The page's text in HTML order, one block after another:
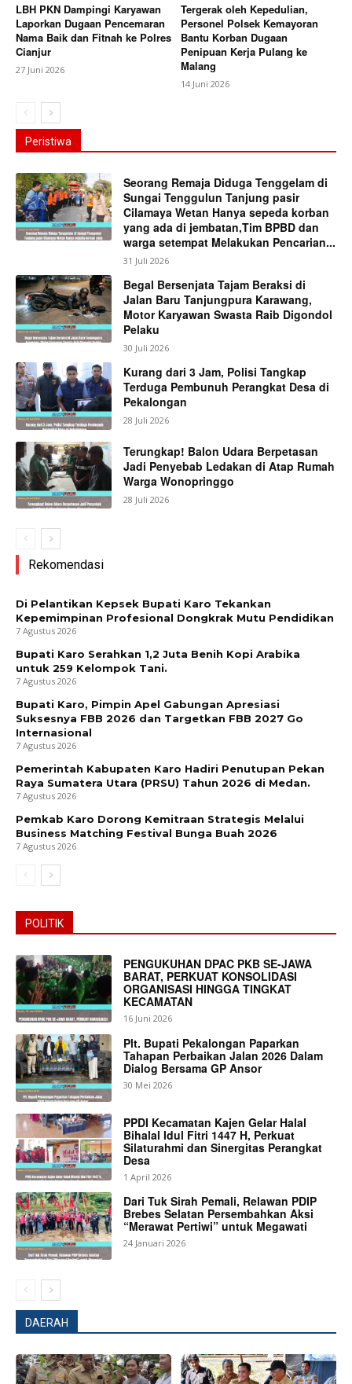
LBH PKN Dampingi Karyawan
Laporkan Dugaan Pencemaran
Nama Baik dan Fitnah ke Polres
Cianjur
27 Juni 2026
Tergerak oleh Kepedulian,
Personel Polsek Kemayoran
Bantu Korban Dugaan
Penipuan Kerja Pulang ke
Malang
14 Juni 2026
Peristiwa
Seorang Remaja Diduga Tenggelam di
Sungai Tenggulun Tanjung pasir
Cilamaya Wetan Hanya sepeda korban
yang ada di jembatan,Tim BPBD dan
warga setempat Melakukan Pencarian...
31 Juli 2026
Begal Bersenjata Tajam Beraksi di
Jalan Baru Tanjungpura Karawang,
Motor Karyawan Swasta Raib Digondol
Pelaku
30 Juli 2026
Kurang dari 3 Jam, Polisi Tangkap
Terduga Pembunuh Perangkat Desa di
Pekalongan
28 Juli 2026
Terungkap! Balon Udara Berpetasan
Jadi Penyebab Ledakan di Atap Rumah
Warga Wonopringgo
28 Juli 2026
Rekomendasi
Di Pelantikan Kepsek Bupati Karo Tekankan
Kepemimpinan Profesional Dongkrak Mutu Pendidikan
7 Agustus 2026
Bupati Karo Serahkan 1,2 Juta Benih Kopi Arabika
untuk 259 Kelompok Tani.
7 Agustus 2026
Bupati Karo, Pimpin Apel Gabungan Apresiasi
Suksesnya FBB 2026 dan Targetkan FBB 2027 Go
Internasional
7 Agustus 2026
Pemerintah Kabupaten Karo Hadiri Penutupan Pekan
Raya Sumatera Utara (PRSU) Tahun 2026 di Medan.
7 Agustus 2026
Pemkab Karo Dorong Kemitraan Strategis Melalui
Business Matching Festival Bunga Buah 2026
7 Agustus 2026
POLITIK
PENGUKUHAN DPAC PKB SE-JAWA
BARAT, PERKUAT KONSOLIDASI
ORGANISASI HINGGA TINGKAT
KECAMATAN
16 Juni 2026
Plt. Bupati Pekalongan Paparkan
Tahapan Perbaikan Jalan 2026 Dalam
Dialog Bersama GP Ansor
30 Mei 2026
PPDI Kecamatan Kajen Gelar Halal
Bihalal Idul Fitri 1447 H, Perkuat
Silaturahmi dan Sinergitas Perangkat
Desa
1 April 2026
Dari Tuk Sirah Pemali, Relawan PDIP
Brebes Selatan Persembahkan Aksi
“Merawat Pertiwi” untuk Megawati
24 Januari 2026
DAERAH